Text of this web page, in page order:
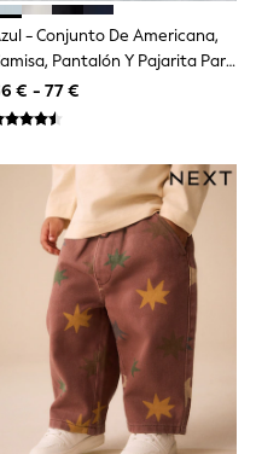
- Conjunto De Americana,
Pantalón Y Pajarita Para
(3 Meses - 12 Años)
€ - 77 €